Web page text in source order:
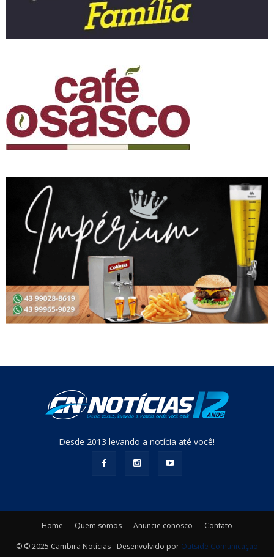
Desde 2013 levando a notícia até você!
Home Quem somos Anuncie conosco
Contato
© © 2025 Cambira Notícias - Desenvolvido por Outside Comunicação